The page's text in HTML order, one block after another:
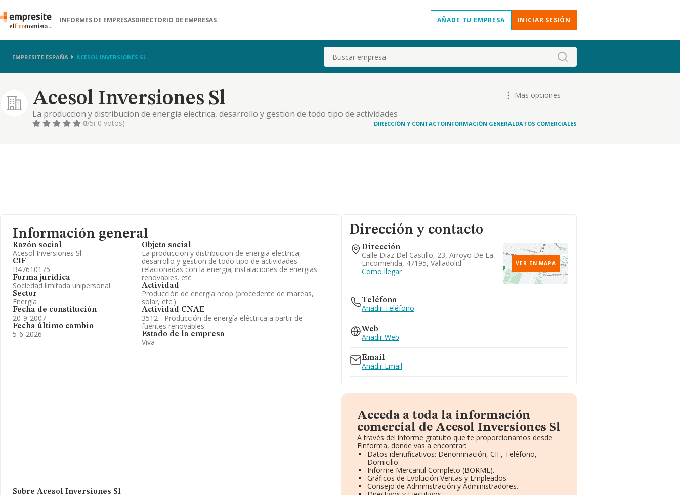
INFORMES DE EMPRESASDIRECTORIO DE EMPRESAS AÑADE TU EMPRESA INICIAR SESIÓN
EMPRESITE ESPAÑA ACESOL INVERSIONES SL Buscar
Acesol Inversiones Sl
La produccion y distribucion de energia electrica, desarrollo y gestion de todo tipo de actividades
relacionadas con la energia; instalaciones de energias renovables. etc.
Mas opciones
0/5( 0 votos) DIRECCIÓN Y CONTACTOINFORMACIÓN GENERALDATOS COMERCIALES
Información general
Razón social
Acesol Inversiones Sl
CIF
B47610175
Forma jurídica
Sociedad limitada unipersonal
Sector
Energía
Fecha de constitución
20-9-2007
Fecha último cambio
5-6-2026
Objeto social
La produccion y distribucion de energia electrica,
desarrollo y gestion de todo tipo de actividades
relacionadas con la energia; instalaciones de energias
renovables. etc.
Actividad
Producción de energía ncop (procedente de mareas,
solar, etc.)
Actividad CNAE
3512 - Producción de energía eléctrica a partir de
fuentes renovables
Estado de la empresa
Viva
Sobre Acesol Inversiones Sl
Dirección y contacto
Dirección
Calle Diaz Del Castillo, 23, Arroyo De La
Encomienda, 47195, Valladolid
Como llegar
VER EN MAPA
Teléfono
Añadir Teléfono
Web
Añadir Web
Email
Añadir Email
Acceda a toda la información
comercial de Acesol Inversiones Sl
A través del informe gratuito que te proporcionamos desde
Einforma, donde vas a encontrar:
Datos identificativos: Denominación, CIF, Teléfono,
Domicilio.
Informe Mercantil Completo (BORME).
Gráficos de Evolución Ventas y Empleados.
Consejo de Administración y Administradores.